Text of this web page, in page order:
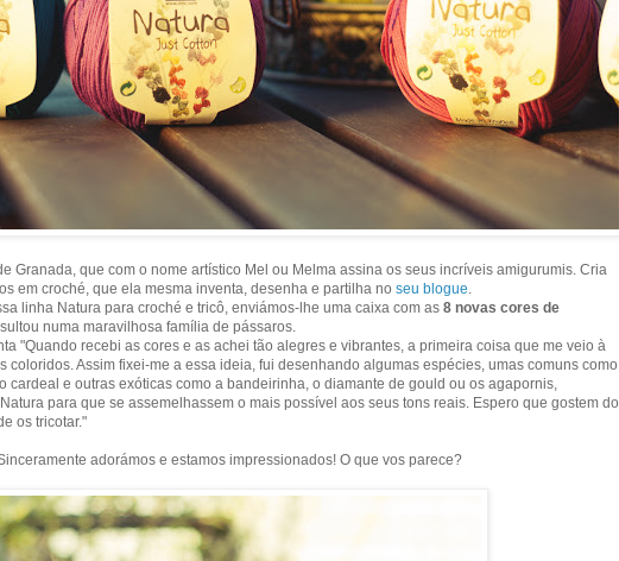
Granada, que com o nome artístico Mel ou Melma assina os seus incríveis amigurumis. Cria
em croché, que ela mesma inventa, desenha e partilha no seu blogue.
linha Natura para croché e tricô, enviámos-lhe uma caixa com as 8 novas cores de
numa maravilhosa família de pássaros.
"Quando recebi as cores e as achei tão alegres e vibrantes, a primeira coisa que me veio à
coloridos. Assim fixei-me a essa ideia, fui desenhando algumas espécies, umas comuns como
cardeal e outras exóticas como a bandeirinha, o diamante de gould ou os agapornis,
para que se assemelhassem o mais possível aos seus tons reais. Espero que gostem do
os tricotar."
adorámos e estamos impressionados! O que vos parece?